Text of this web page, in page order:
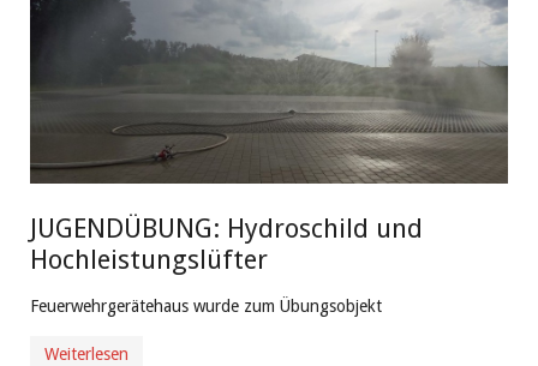
JUGENDÜBUNG: Hydroschild und
Hochleistungslüfter
Feuerwehrgerätehaus wurde zum Übungsobjekt
Weiterlesen